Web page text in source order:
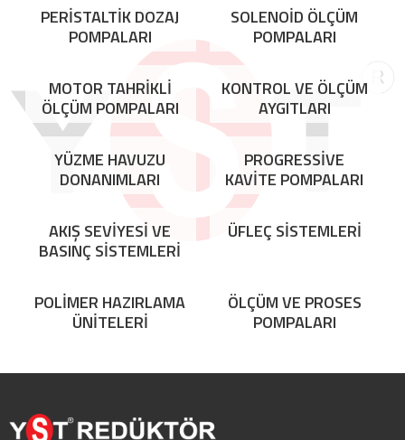
PERİSTALTİK DOZAJ
POMPALARI
SOLENOİD ÖLÇÜM
POMPALARI
MOTOR TAHRİKLİ
ÖLÇÜM POMPALARI
KONTROL VE ÖLÇÜM
AYGITLARI
YÜZME HAVUZU
DONANIMLARI
PROGRESSİVE
KAVİTE POMPALARI
AKIŞ SEVİYESİ VE
BASINÇ SİSTEMLERİ
ÜFLEÇ SİSTEMLERİ
POLİMER HAZIRLAMA
ÜNİTELERİ
ÖLÇÜM VE PROSES
POMPALARI